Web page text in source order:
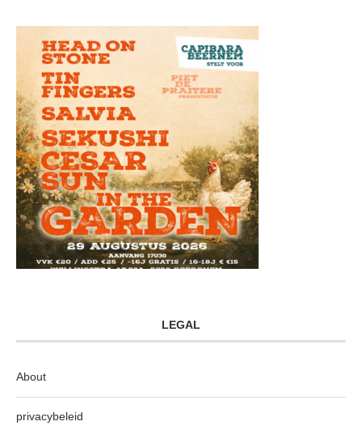
LEGAL
About
privacybeleid